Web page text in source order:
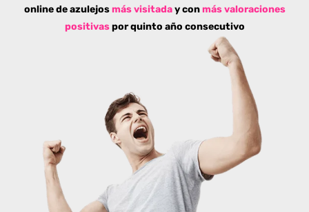
online de azulejos más visitaday conmás valoraciones
positivaspor quinto año consecutivo